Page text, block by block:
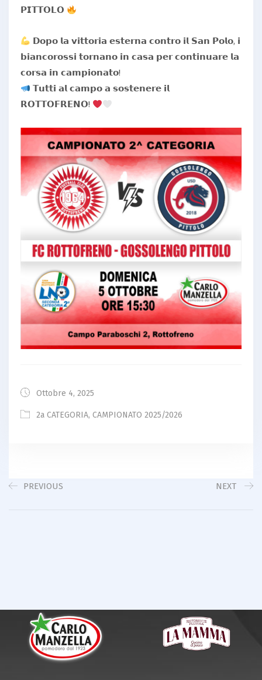
𝗣𝗜𝗧𝗧𝗢𝗟𝗢
𝗗𝗼𝗽𝗼 𝗹𝗮 𝘃𝗶𝘁𝘁𝗼𝗿𝗶𝗮 𝗲𝘀𝘁𝗲𝗿𝗻𝗮 𝗰𝗼𝗻𝘁𝗿𝗼 𝗶𝗹 𝗦𝗮𝗻 𝗣𝗼𝗹𝗼, 𝗶
𝗯𝗶𝗮𝗻𝗰𝗼𝗿𝗼𝘀𝘀𝗶 𝘁𝗼𝗿𝗻𝗮𝗻𝗼 𝗶𝗻 𝗰𝗮𝘀𝗮 𝗽𝗲𝗿 𝗰𝗼𝗻𝘁𝗶𝗻𝘂𝗮𝗿𝗲 𝗹𝗮
𝗰𝗼𝗿𝘀𝗮 𝗶𝗻 𝗰𝗮𝗺𝗽𝗶𝗼𝗻𝗮𝘁𝗼!
𝗧𝘂𝘁𝘁𝗶 𝗮𝗹 𝗰𝗮𝗺𝗽𝗼 𝗮 𝘀𝗼𝘀𝘁𝗲𝗻𝗲𝗿𝗲 𝗶𝗹
𝗥𝗢𝗧𝗧𝗢𝗙𝗥𝗘𝗡𝗢!
Ottobre 4, 2025
2a CATEGORIA, CAMPIONATO 2025/2026
PREVIOUS NEXT